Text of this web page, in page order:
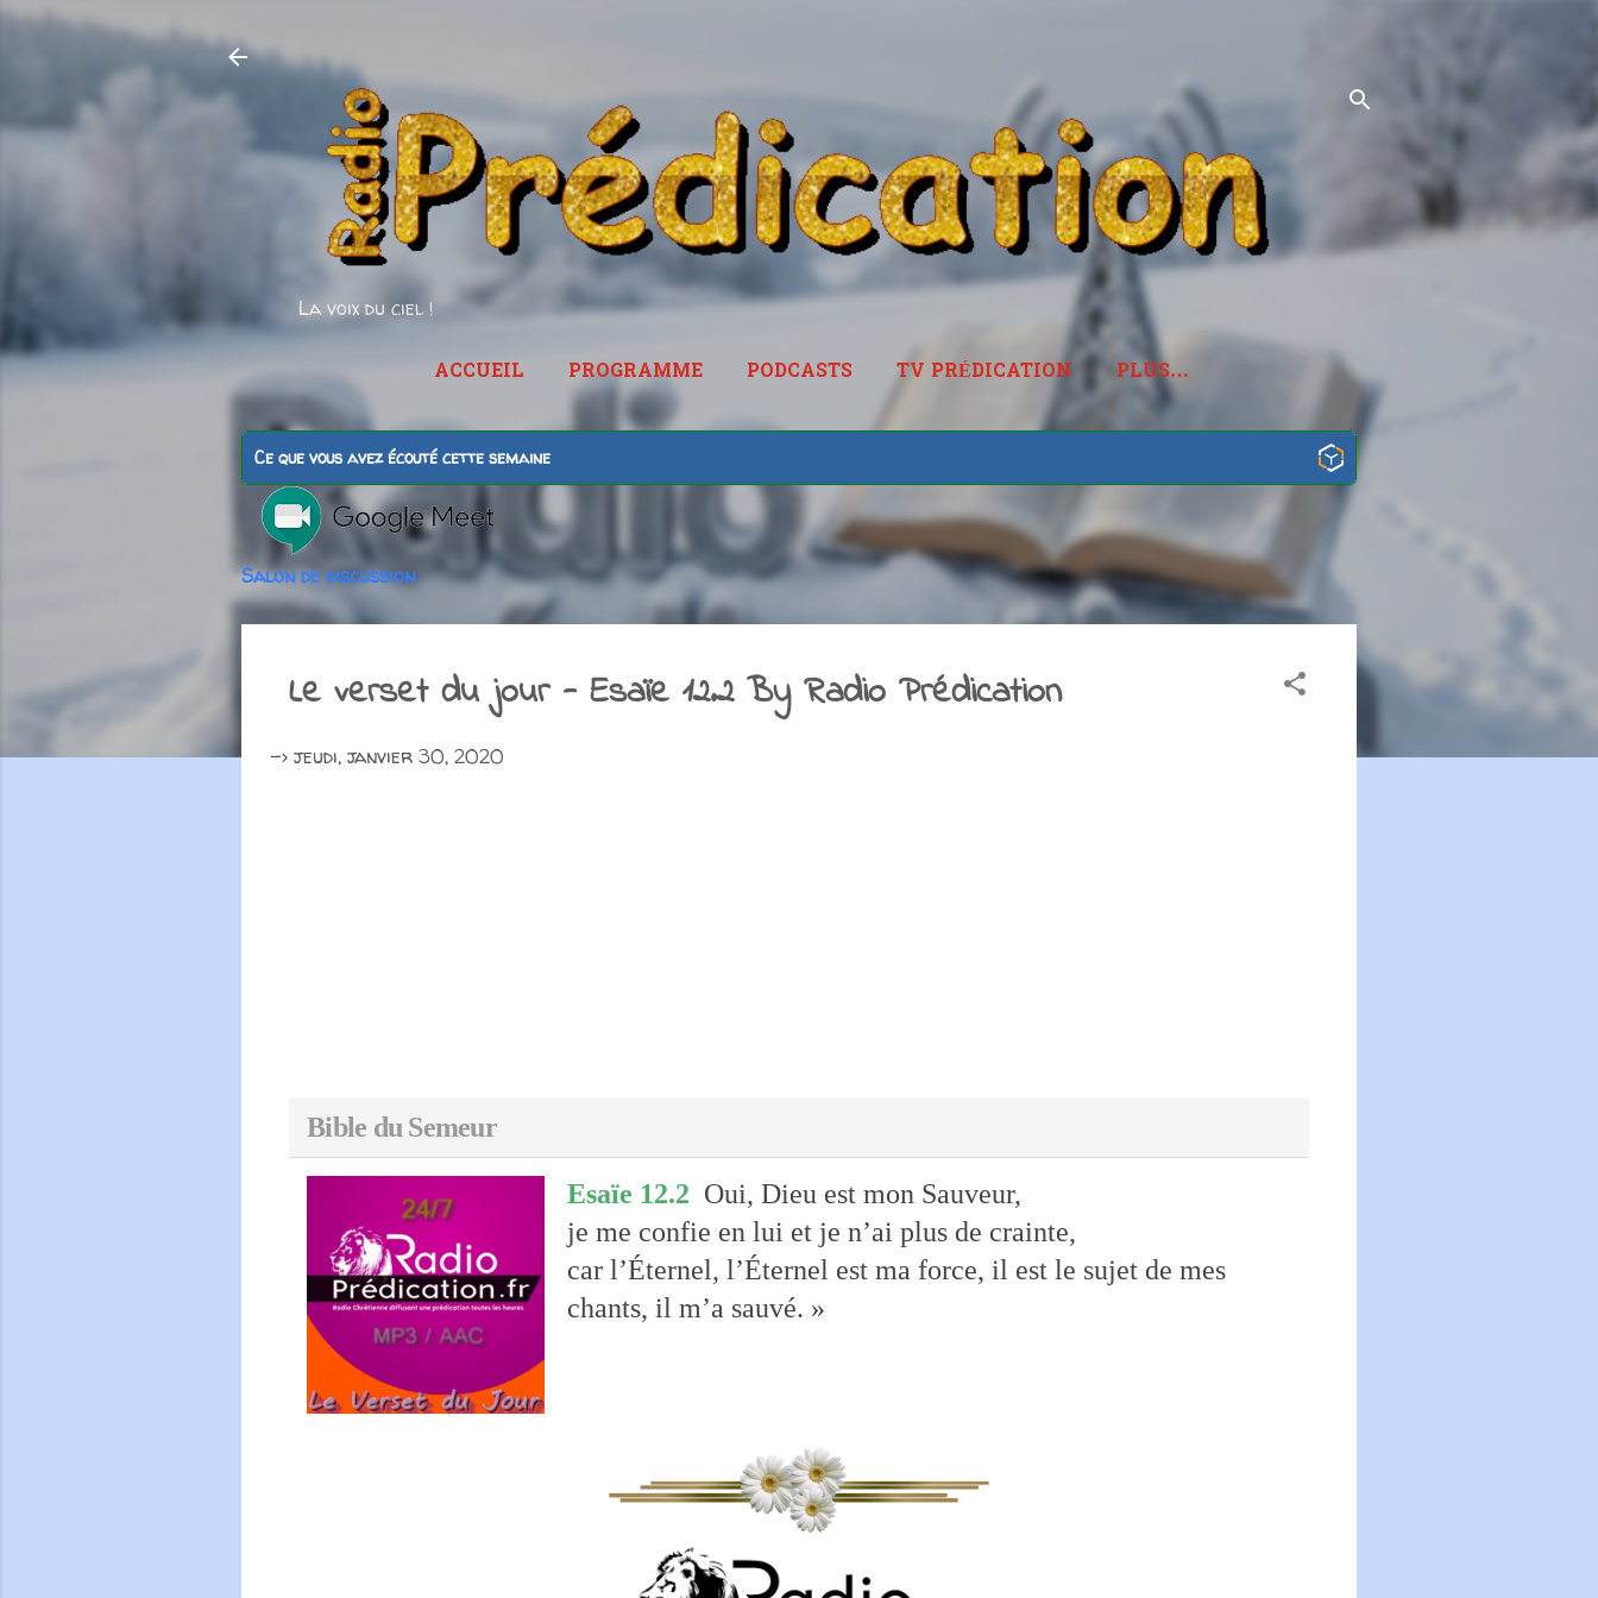
La voix du ciel !
ACCUEIL PROGRAMME PODCASTS TV PRÉDICATION PLUS…
RADIOPREDICATION.FR
Ce que vous avez écouté cette semaine
Salon de discussion
Le verset du jour - Esaïe 12.2 By Radio Prédication
-> jeudi, janvier 30, 2020
Bible du Semeur
Esaïe 12.2 Oui, Dieu est mon Sauveur,
je me confie en lui et je n’ai plus de crainte,
car l’Éternel, l’Éternel est ma force, il est le sujet de mes
chants, il m’a sauvé. »